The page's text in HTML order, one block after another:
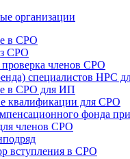
организации
в СРО
СРО
членов СРО
специалистов НРС
в СРО для ИП
квалификации для СРО
фонда
членов СРО
вступления в СРО